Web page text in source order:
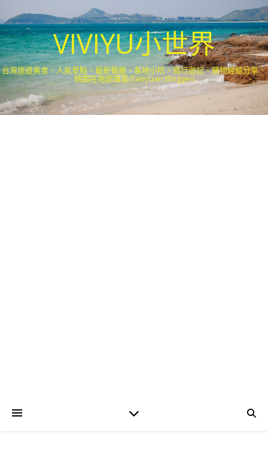
VIVIYU小世界
台灣旅遊美食、人氣景點、最新餐廳、各地小吃、旅行遊記、購物經驗分享．
桃園在地部落客(Taoyuan Blogger)